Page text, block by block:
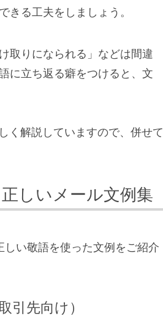
きる工夫をしましょう。
取りになられる」などは間違
に立ち返る癖をつけると、文
く解説していますので、併せて
しいメール文例集
い敬語を使った文例をご紹介
引先向け）